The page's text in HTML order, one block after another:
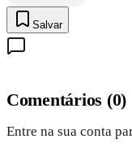
Salvar
Comentários (0)
Entre na sua conta